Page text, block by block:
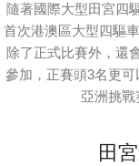
隨著國際大型田宮四
首次港澳區大型四驅
除了正式比賽外，還
參加，正賽頭3名更
亞洲挑戰
田